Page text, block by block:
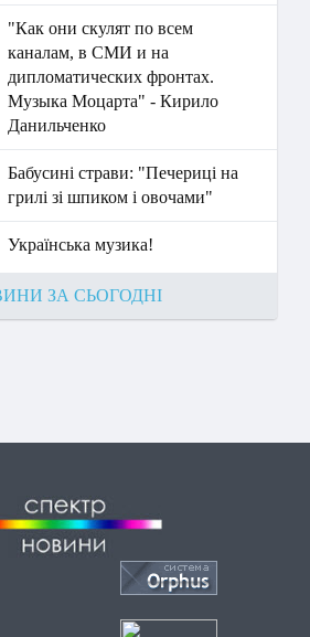
"Как они скулят по всем
каналам, в СМИ и на
дипломатических фронтах.
Музыка Моцарта" - Кирило
Данильченко
Бабусині страви: "Печериці на
грилі зі шпиком і овочами"
Українська музика!
ЗА СЬОГОДНІ